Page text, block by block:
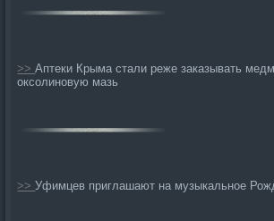
>>Аптеки Крыма стали реже заказывать
оксолиновую мазь
>>Уфимцев приглашают на музыкальное